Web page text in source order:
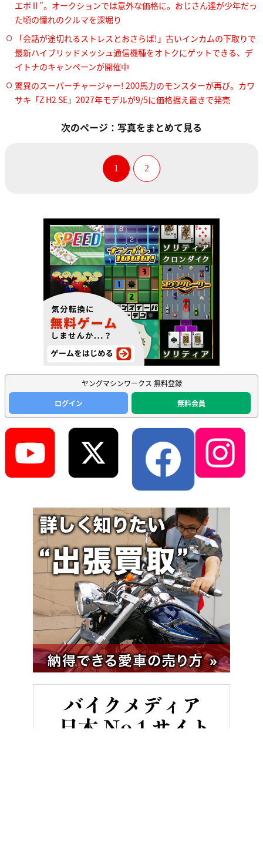
エボⅡ”。オークションでは意外な価格に。おじさん達が少年だっ
た頃の憧れのクルマを深堀り
「会話が途切れるストレスとおさらば!」古いインカムの下取りで
最新ハイブリッドメッシュ通信機種をオトクにゲットできる、デ
イトナのキャンペーンが開催中
驚異のスーパーチャージャー! 200馬力のモンスターが再び。カワ
サキ「Z H2 SE」2027年モデルが9/5に価格据え置きで発売
次のページ：写真をまとめて見る
1 2
ヤングマシンワークス 無料登録
ログイン
無料会員